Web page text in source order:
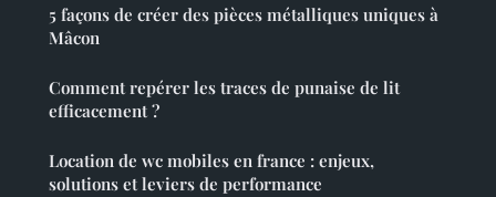
5 façons de créer des pièces métalliques uniques à
Mâcon
Comment repérer les traces de punaise de lit
efficacement ?
Location de wc mobiles en france : enjeux,
solutions et leviers de performance